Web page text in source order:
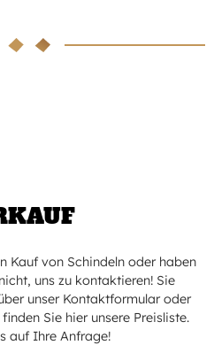
Kauf von Schindeln oder haben
uns zu kontaktieren! Sie
unser Kontaktformular oder
Sie hier unsere Preisliste.
auf Ihre Anfrage!